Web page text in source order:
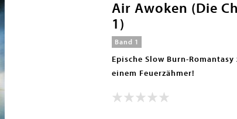
Air Awoken (Die
1)
Band 1
Epische Slow Burn-
einem Feuerzähmer!